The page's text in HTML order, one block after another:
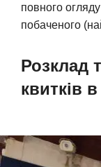
повного огляду
побаченого
Розклад
квитків